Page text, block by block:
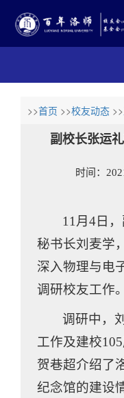
>>首页 >>校友动态 >>
副校长张运
时间：
11月4日
秘书长刘麦学
深入物理与电
调研校友工作。
调研中，
工作及建校
贺巷超介绍了
纪念馆的建设